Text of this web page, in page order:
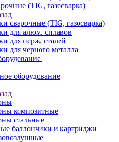
(TIG, газосварка)
сварочные (TIG, газосварка)
для алюм. сплавов
для нерж. сталей
для черного металла
оборудование
композитные
стальные
баллончики и картриджи